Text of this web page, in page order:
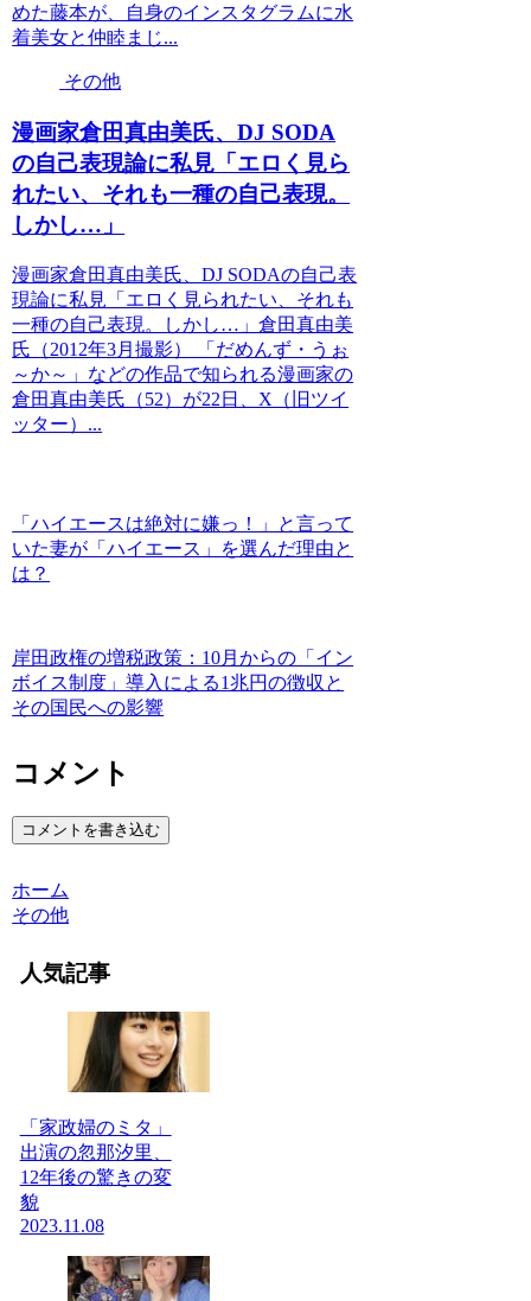
めた藤本が、自身のインスタグラムに水
着美女と仲睦まじ...
その他
漫画家倉田真由美氏、DJ SODA
の自己表現論に私見「エロく見ら
れたい、それも一種の自己表現。
しかし…」
漫画家倉田真由美氏、DJ SODAの自己表
現論に私見「エロく見られたい、それも
一種の自己表現。しかし…」倉田真由美
氏（2012年3月撮影） 「だめんず・うぉ
～か～」などの作品で知られる漫画家の
倉田真由美氏（52）が22日、X（旧ツイ
ッター）...
「ハイエースは絶対に嫌っ！」と言って
いた妻が「ハイエース」を選んだ理由と
は？
岸田政権の増税政策：10月からの「イン
ボイス制度」導入による1兆円の徴収と
その国民への影響
コメント
コメントを書き込む
ホーム
その他
人気記事
「家政婦のミタ」
出演の忽那汐里、
12年後の驚きの変
貌
2023.11.08